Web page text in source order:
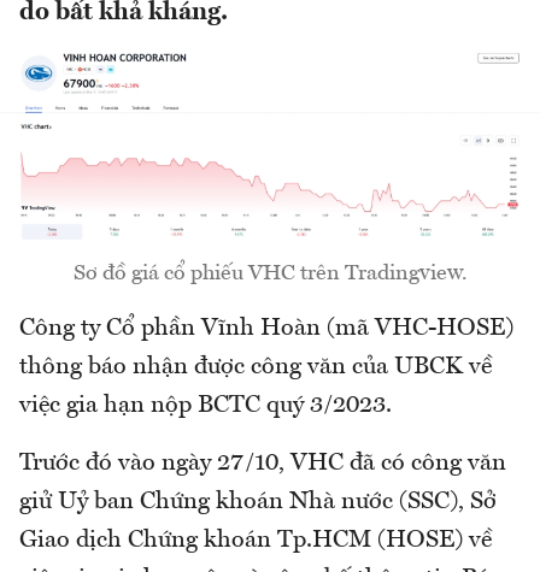
do bất khả kháng.
Sơ đồ giá cổ phiếu VHC trên Tradingview.
Công ty Cổ phần Vĩnh Hoàn (mã VHC-HOSE)
thông báo nhận được công văn của UBCK về
việc gia hạn nộp BCTC quý 3/2023.
Trước đó vào ngày 27/10, VHC đã có công văn
giử Uỷ ban Chứng khoán Nhà nước (SSC), Sở
Giao dịch Chứng khoán Tp.HCM (HOSE) về